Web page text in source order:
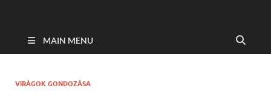
MAIN MENU
VIRÁGOK GONDOZÁSA